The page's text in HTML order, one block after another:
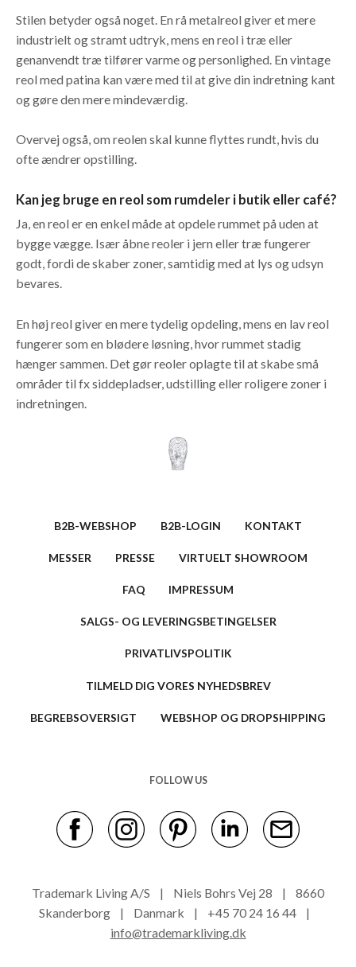
Stilen betyder også noget. En rå metalreol giver et mere
industrielt og stramt udtryk, mens en reol i træ eller
genanvendt træ tilfører varme og personlighed. En vintage
reol med patina kan være med til at give din indretning kant
og gøre den mere mindeværdig.
Overvej også, om reolen skal kunne flyttes rundt, hvis du
ofte ændrer opstilling.
Kan jeg bruge en reol som rumdeler i butik eller café?
Ja, en reol er en enkel måde at opdele rummet på uden at
bygge vægge. Især åbne reoler i jern eller træ fungerer
godt, fordi de skaber zoner, samtidig med at lys og udsyn
bevares.
En høj reol giver en mere tydelig opdeling, mens en lav reol
fungerer som en blødere løsning, hvor rummet stadig
hænger sammen. Det gør reoler oplagte til at skabe små
områder til fx siddepladser, udstilling eller roligere zoner i
indretningen.
B2B-WEBSHOP B2B-LOGIN KONTAKT
MESSER PRESSE VIRTUELT SHOWROOM
FAQ IMPRESSUM
SALGS- OG LEVERINGSBETINGELSER
PRIVATLIVSPOLITIK
TILMELD DIG VORES NYHEDSBREV
BEGREBSOVERSIGT WEBSHOP OG DROPSHIPPING
FOLLOW US
Trademark Living A/S | Niels Bohrs Vej 28 | 8660
Skanderborg | Danmark | +45 70 24 16 44 |
info@trademarkliving.dk